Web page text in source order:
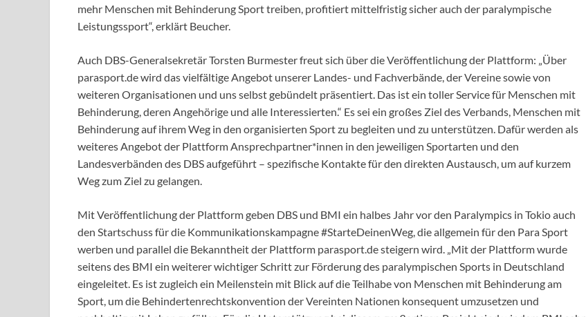
mehr Menschen mit Behinderung Sport treiben, profitiert mittelfristig sicher auch der paralympische
Leistungssport“, erklärt Beucher.
Auch DBS-Generalsekretär Torsten Burmester freut sich über die Veröffentlichung der Plattform: „Über
parasport.de wird das vielfältige Angebot unserer Landes- und Fachverbände, der Vereine sowie von
weiteren Organisationen und uns selbst gebündelt präsentiert. Das ist ein toller Service für Menschen mit
Behinderung, deren Angehörige und alle Interessierten.“ Es sei ein großes Ziel des Verbands, Menschen mit
Behinderung auf ihrem Weg in den organisierten Sport zu begleiten und zu unterstützen. Dafür werden als
weiteres Angebot der Plattform Ansprechpartner*innen in den jeweiligen Sportarten und den
Landesverbänden des DBS aufgeführt – spezifische Kontakte für den direkten Austausch, um auf kurzem
Weg zum Ziel zu gelangen.
Mit Veröffentlichung der Plattform geben DBS und BMI ein halbes Jahr vor den Paralympics in Tokio auch
den Startschuss für die Kommunikationskampagne #StarteDeinenWeg, die allgemein für den Para Sport
werben und parallel die Bekanntheit der Plattform parasport.de steigern wird. „Mit der Plattform wurde
seitens des BMI ein weiterer wichtiger Schritt zur Förderung des paralympischen Sports in Deutschland
eingeleitet. Es ist zugleich ein Meilenstein mit Blick auf die Teilhabe von Menschen mit Behinderung am
Sport, um die Behindertenrechtskonvention der Vereinten Nationen konsequent umzusetzen und